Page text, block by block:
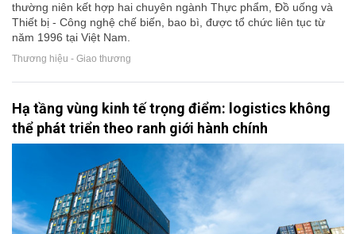
thường niên kết hợp hai chuyên ngành Thực phẩm, Đồ uống và
Thiết bị - Công nghệ chế biến, bao bì, được tổ chức liên tục từ
năm 1996 tại Việt Nam.
Thương hiệu - Giao thương
Hạ tầng vùng kinh tế trọng điểm: logistics không
thể phát triển theo ranh giới hành chính